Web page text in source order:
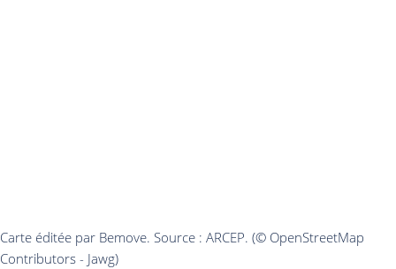
Carte éditée par Bemove. Source : ARCEP. (© OpenStreetMap
Contributors - Jawg)